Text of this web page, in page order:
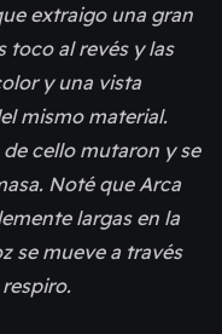
extraigo una gran
toco al revés y las
y una vista
mismo material.
cello mutaron y se
Noté que Arca
largas en la
se mueve a través